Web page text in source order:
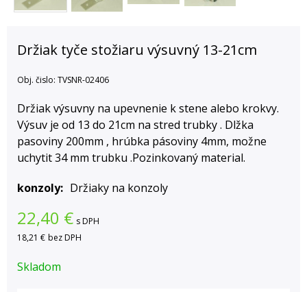
Držiak tyče stožiaru výsuvný 13-21cm
Obj. čislo: TVSNR-02406
Držiak výsuvny na upevnenie k stene alebo krokvy.
Výsuv je od 13 do 21cm na stred trubky . Dlžka
pasoviny 200mm , hrúbka pásoviny 4mm, možne
uchytit 34 mm trubku .Pozinkovaný material.
konzoly
Držiaky na konzoly
22,40 € s DPH
18,21 € bez DPH
Skladom